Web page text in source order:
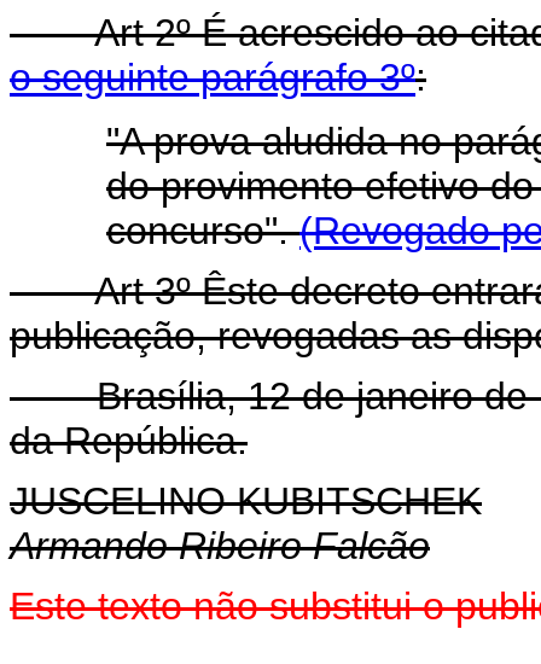
Art 2º É acrescido ao
o seguinte parágrafo 3º:
"A prova aludida no
do provimento efetivo
concurso".(Revogado
Art 3º Êste decreto
publicação, revogadas as
Brasília, 12 de janeiro de
da República.
JUSCELINO KUBITSCHEK
Armando Ribeiro Falcão
Este texto não substitui o